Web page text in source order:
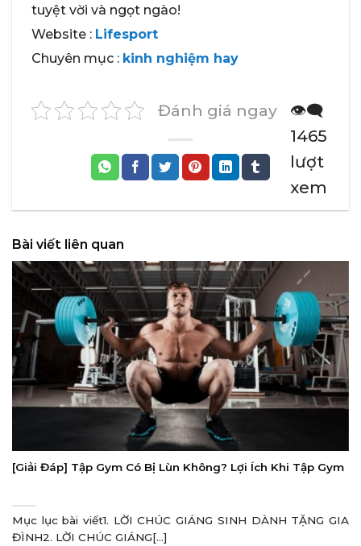
tuyệt vời và ngọt ngào!
Website : Lifesport
Chuyên mục : kinh nghiệm hay
Đánh giá ngay
👁️‍🗨️
1465
lượt
xem
Bài viết liên quan
[Giải Đáp] Tập Gym Có Bị Lùn Không? Lợi Ích Khi Tập Gym
Mục lục bài viết1. LỜI CHÚC GIÁNG SINH DÀNH TẶNG GIA
ĐÌNH2. LỜI CHÚC GIÁNG[...]